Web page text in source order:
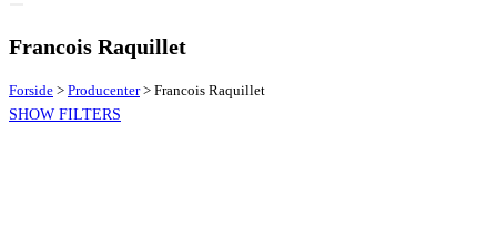
Francois Raquillet
Forside > Producenter> Francois Raquillet
SHOW FILTERS